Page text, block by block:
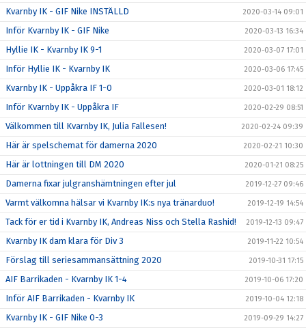
Kvarnby IK - GIF Nike INSTÄLLD 2020-03-14 09:01
Inför Kvarnby IK - GIF Nike 2020-03-13 16:34
Hyllie IK - Kvarnby IK 9-1 2020-03-07 17:01
Inför Hyllie IK - Kvarnby IK 2020-03-06 17:45
Kvarnby IK - Uppåkra IF 1-0 2020-03-01 18:12
Inför Kvarnby IK - Uppåkra IF 2020-02-29 08:51
Välkommen till Kvarnby IK, Julia Fallesen! 2020-02-24 09:39
Här är spelschemat för damerna 2020 2020-02-21 10:30
Här är lottningen till DM 2020 2020-01-21 08:25
Damerna fixar julgranshämtningen efter jul 2019-12-27 09:46
Varmt välkomna hälsar vi Kvarnby IK:s nya tränarduo! 2019-12-19 14:54
Tack för er tid i Kvarnby IK, Andreas Niss och Stella Rashid! 2019-12-13 09:47
Kvarnby IK dam klara för Div 3 2019-11-22 10:54
Förslag till seriesammansättning 2020 2019-10-31 17:15
AIF Barrikaden - Kvarnby IK 1-4 2019-10-06 17:20
Inför AIF Barrikaden - Kvarnby IK 2019-10-04 12:18
Kvarnby IK - GIF Nike 0-3 2019-09-29 14:27